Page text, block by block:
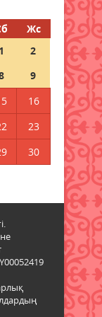
Жс
1
2
9
16
23
30